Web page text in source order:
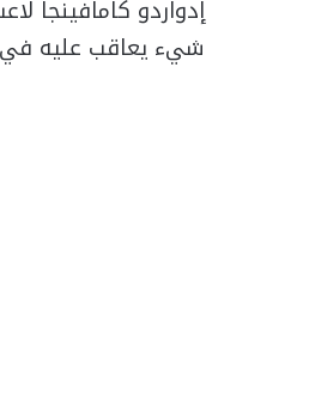
إدواردو كامافينجا
شيء يعاقب عليه في